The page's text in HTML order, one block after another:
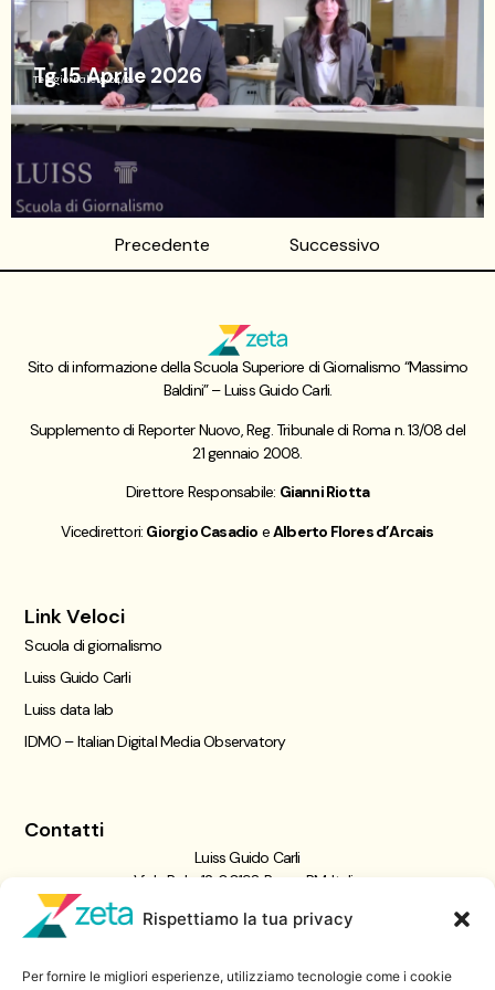
Rispettiamo la tua privacy
Per fornire le migliori esperienze, utilizziamo tecnologie come i cookie
Tg 15 Aprile 2026
Telegiornale15/04/26
Precedente Successivo
Sito di informazione della Scuola Superiore di Giornalismo “Massimo
Baldini” – Luiss Guido Carli.
Supplemento di Reporter Nuovo, Reg. Tribunale di Roma n. 13/08 del
21 gennaio 2008.
Direttore Responsabile: Gianni Riotta
Vicedirettori: Giorgio Casadio eAlberto Flores d’Arcais
Link Veloci
Scuola di giornalismo
Luiss Guido Carli
Luiss data lab
IDMO – Italian Digital Media Observatory
Contatti
Luiss Guido Carli
Viale Pola, 12, 00198 Roma RM, Italia
06 8522 5358